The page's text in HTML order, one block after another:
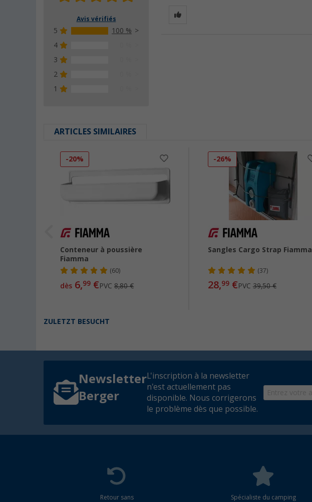
Avis vérifiés
5
100 %
4
3
2
1
ARTICLES SIMILAIRES
-20%
Conteneur à poussière
Fiamma
(60)
dès 6,99 €PVC8,80 €
-26%
Sangles Cargo Strap Fiamma
(37)
28,99€PVC 39,50 €
ZULETZT BESUCHT
Newsletter
Berger
L'inscription à la newsletter
n'est actuellement pas
disponible. Nous corrigerons
le problème dès que possible.
Retour sans
Spécialiste du camping